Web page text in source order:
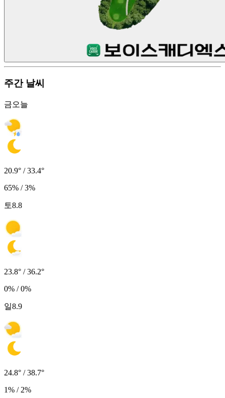
주간 날씨
금오늘
20.9° / 33.4°
65% / 3%
토8.8
23.8° / 36.2°
0% / 0%
일8.9
24.8° / 38.7°
1% / 2%